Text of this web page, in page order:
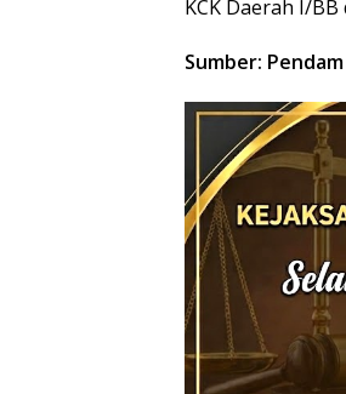
KCK Daerah I/
Sumber: Pendam